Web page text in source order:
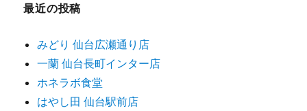
最近の投稿
みどり 仙台広瀬通り店
一蘭 仙台長町インター店
ホネラボ食堂
はやし田 仙台駅前店